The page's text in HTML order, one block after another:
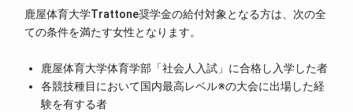
鹿屋体育大学Trattone奨学金の給付対象となる方は、次の全
ての条件を満たす女性となります。
鹿屋体育大学体育学部「社会人入試」に合格し入学した者
各競技種目において国内最高レベル※の大会に出場した経
験を有する者